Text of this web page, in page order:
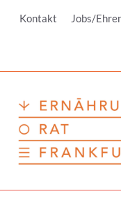
InhaltKontakt Jobs/